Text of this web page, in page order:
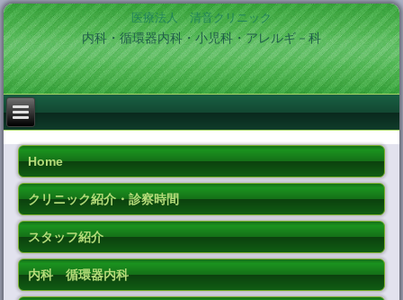
医療法人 清音クリニック
内科・循環器内科・小児科・アレルギ－科
Home
クリニック紹介・診察時間
スタッフ紹介
内科 循環器内科